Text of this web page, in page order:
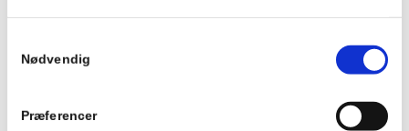
Nødvendig
Præferencer
TOF Push, PE / PE / muffe